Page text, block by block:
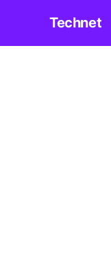
Technet